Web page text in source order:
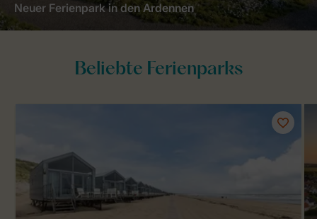
Neuer Ferienpark in den Ardennen